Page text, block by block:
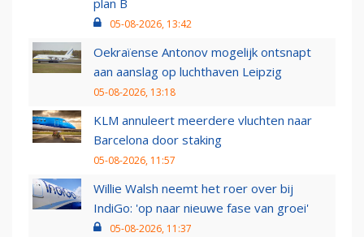
plan B
05-08-2026, 13:42
Oekraïense Antonov mogelijk ontsnapt
aan aanslag op luchthaven Leipzig
05-08-2026, 13:18
KLM annuleert meerdere vluchten naar
Barcelona door staking
05-08-2026, 11:57
Willie Walsh neemt het roer over bij
IndiGo: 'op naar nieuwe fase van groei'
05-08-2026, 11:37